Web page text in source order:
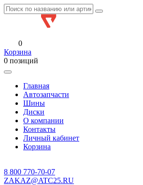
0
Корзина
0 позиций
Главная
Автозапчасти
Шины
Диски
О компании
Контакты
Личный кабинет
Корзина
8 800 770-70-07
ZAKAZ@ATC25.RU